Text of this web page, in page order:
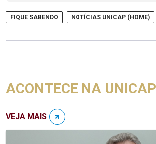
FIQUE SABENDO NOTÍCIAS UNICAP (HOME)
ACONTECE NA UNICAP
VEJA MAIS